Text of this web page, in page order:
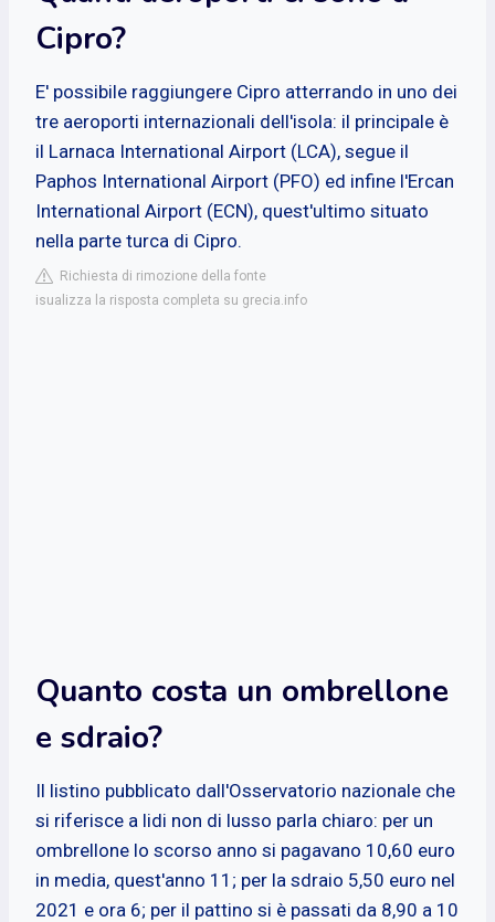
Cipro?
E' possibile raggiungere Cipro atterrando in uno dei
tre aeroporti internazionali dell'isola: il principale è
il Larnaca International Airport (LCA), segue il
Paphos International Airport (PFO) ed infine l'Ercan
International Airport (ECN), quest'ultimo situato
nella parte turca di Cipro.
Richiesta di rimozione della fonte
isualizza la risposta completa su grecia.info
Quanto costa un ombrellone
e sdraio?
Il listino pubblicato dall'Osservatorio nazionale che
si riferisce a lidi non di lusso parla chiaro: per un
ombrellone lo scorso anno si pagavano 10,60 euro
in media, quest'anno 11; per la sdraio 5,50 euro nel
2021 e ora 6; per il pattino si è passati da 8,90 a 10